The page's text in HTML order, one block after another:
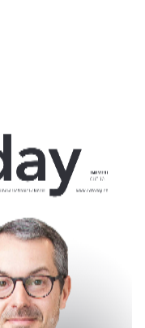
04 | 2018
CHF 12.–